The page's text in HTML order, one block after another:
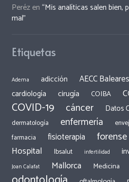
Perézen“Mis analíticas salen bien,
mal”
Etiquetas
Adema adicción AECC Baleares
cardiología cirugía COIBA
COVID-19 cáncer Datos
dermatología
enfermería
farmacia fisioterapia forense
Hospital Ibsalut infertilidad
Joan Calafat Mallorca Medicina